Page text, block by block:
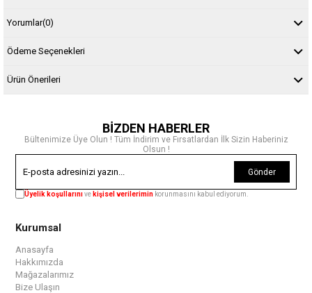
Yorumlar(0)
Ödeme Seçenekleri
Ürün Önerileri
BİZDEN HABERLER
Bültenimize Üye Olun ! Tüm İndirim ve Fırsatlardan İlk Sizin Haberiniz
Olsun !
Gönder
Üyelik koşullarınıve kişisel verilerimin korunmasını kabul ediyorum.
Kurumsal
Anasayfa
Hakkımızda
Mağazalarımız
Bize Ulaşın